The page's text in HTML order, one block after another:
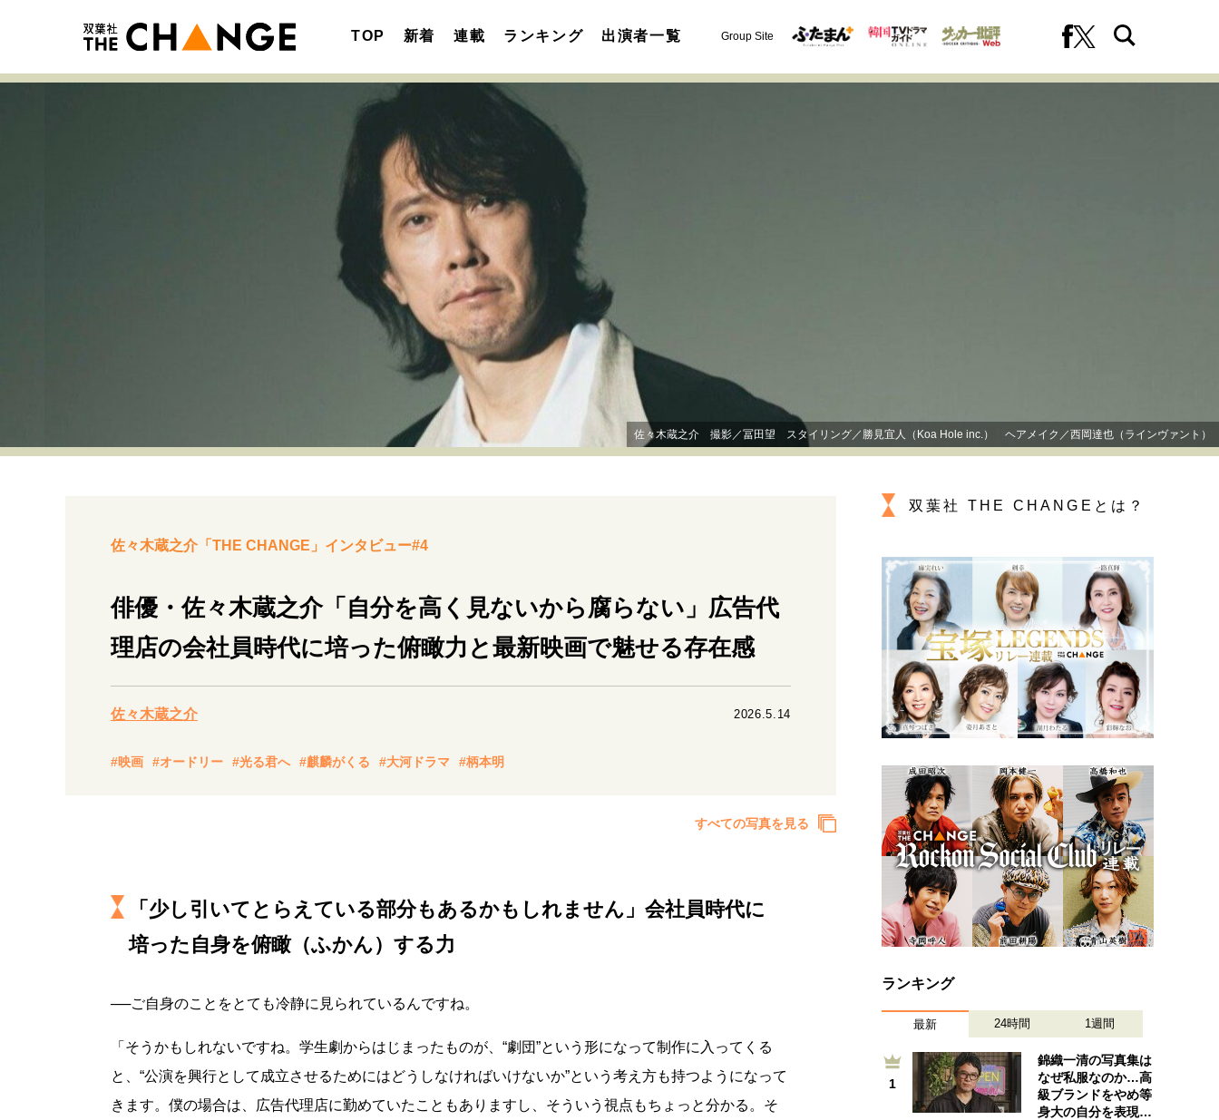
TOP 新着 連載 ランキング 出演者一覧 Group Site
注目の記事テーマで探す
運命を変えた出会い 決断の裏側
表現者の葛藤
人生が動いた日
セカンドキャリアの描き方 独立という決断
夢を掴む選択
リーダーの流儀 変革の原動力 次世代へのバトン トップが描く未来
40代からの景色
一生モノの愛用品
社会・カルチャー・マネー 地域とつながる/お金との付き合い方
佐々木蔵之介 撮影／冨田望 スタイリング／勝見宜人（Koa Hole inc.） ヘアメイク／西岡達也（ラインヴァント）
佐々木蔵之介「THE CHANGE」インタビュー#4
俳優・佐々木蔵之介「自分を高く見ないから腐らない」広告代
理店の会社員時代に培った俯瞰力と最新映画で魅せる存在感
佐々木蔵之介 2026.5.14
#映画 #オードリー #光る君へ #麒麟がくる #大河ドラマ #柄本明
すべての写真を見る
「少し引いてとらえている部分もあるかもしれません」会社員時代に
培った自身を俯瞰（ふかん）する力
──ご自身のことをとても冷静に見られているんですね。
「そうかもしれないですね。学生劇からはじまったものが、“劇団”という形になって制作に入ってくる
と、“公演を興行として成立させるためにはどうしなければいけないか”という考え方も持つようになって
きます。僕の場合は、広告代理店に勤めていたこともありますし、そういう視点もちょっと分かる。そ
双葉社 THE CHANGEとは？
ランキング
最新 24時間 1週間
1
錦織一清の写真集は
なぜ私服なのか…高
級ブランドをやめ等
身大の自分を表現…